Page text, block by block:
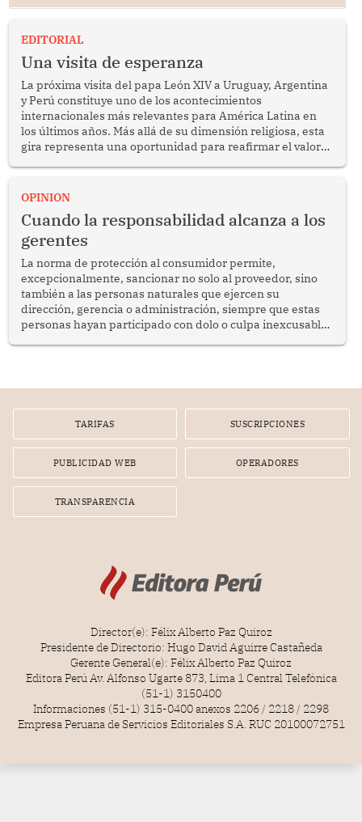
EDITORIAL
Una visita de esperanza
La próxima visita del papa León XIV a Uruguay, Argentina
y Perú constituye uno de los acontecimientos
internacionales más relevantes para América Latina en
los últimos años. Más allá de su dimensión religiosa, esta
gira representa una oportunidad para reafirmar el valor
enfrenta desafíos en materia de desarrollo, cohesión
OPINION
Cuando la responsabilidad alcanza a los
gerentes
La norma de protección al consumidor permite,
excepcionalmente, sancionar no solo al proveedor, sino
también a las personas naturales que ejercen su
dirección, gerencia o administración, siempre que estas
personas hayan participado con dolo o culpa inexcusable
por la frustrada realización de un meet and greet con
TARIFAS SUSCRIPCIONES
PUBLICIDAD WEB OPERADORES
TRANSPARENCIA
Director(e): Félix Alberto Paz Quiroz
Presidente de Directorio: Hugo David Aguirre Castañeda
Gerente General(e): Félix Alberto Paz Quiroz
Editora Perú Av. Alfonso Ugarte 873, Lima 1 Central Telefónica
(51-1) 3150400
Informaciones (51-1) 315-0400 anexos 2206 / 2218 / 2298
Empresa Peruana de Servicios Editoriales S.A. RUC 20100072751